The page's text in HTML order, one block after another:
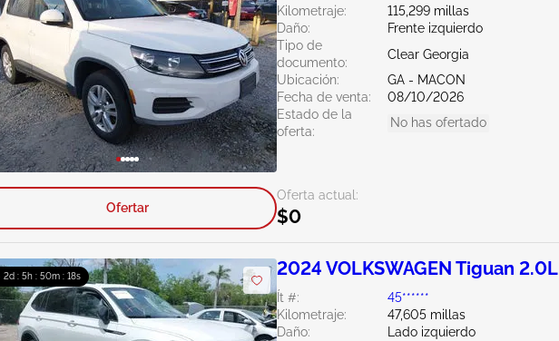
Kilometraje:
115,299 millas
Daño:
Frente izquierdo
Tipo de
documento:
Clear Georgia
Ubicación:
GA - MACON
Fecha de venta:
08/10/2026
Estado de la
oferta:
No has ofertado
Oferta actual:
$0
Ofertar
2d : 5h : 50m : 16s 2024 VOLKSWAGEN Tiguan 2.0L
Ít #:
45******
Kilometraje:
47,605 millas
Daño:
Lado izquierdo